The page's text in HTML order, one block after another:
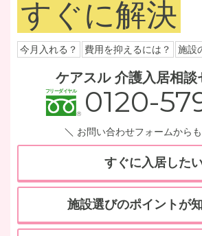
すぐに解決
今月入れる？ 費用を抑えるには？ 施設
ケアスル 介護入居相談
0120-
お問い合わせフォームから
すぐに入居した
施設選びのポイントが